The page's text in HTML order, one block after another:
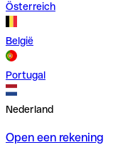
Österreich
België
Portugal
Nederland
Open een rekening